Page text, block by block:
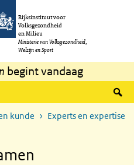
Rijksinstituut voor
Volksgezondheid
en Milieu
Ministerie van Volksgezondheid,
Welzijn en Sport
begint vandaag
kunde
Experts en expertise